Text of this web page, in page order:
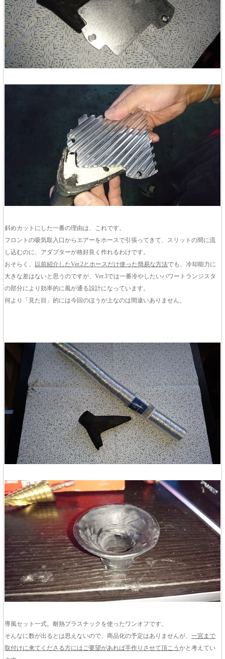
斜めカットにした一番の理由は、これです。
フロントの吸気取入口からエアーをホースで引張ってきて、スリットの間に流
し込むのに、アダプターが格好良く作れるわけです。
おそらく、
以前紹介したVer.2とホースだけ使った簡易な方法でも、冷却能力に
大きな差はないと思うのですが、Ver.3では一番冷やしたいパワートランジスタ
の部分により効率的に風が通る設計になっています。
何より「見た目」的には今回のほうが上なのは間違いありません。
導風セット一式。耐熱プラスチックを使ったワンオフです。
そんなに数が出るとは思えないので、商品化の予定はありませんが、 一宮まで
取付けに来てくださる方にはご要望があれば手作りさせて頂こう かと考えてい